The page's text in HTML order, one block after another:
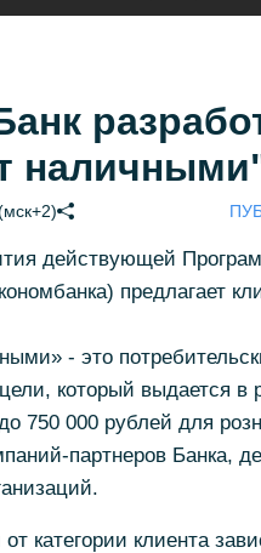
действующей
предлагает
- это
который выдается в
750 000 рублей для
партнеров Банка,
категории клиента